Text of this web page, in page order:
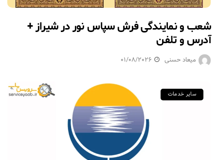
شعب و نمایندگی فرش سپاس نور در شیراز +
آدرس و تلفن
میعاد حسنی 01/08/2026
سایر خدمات